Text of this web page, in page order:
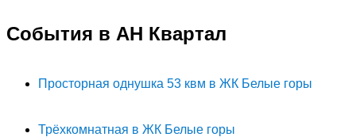
События в АН Квартал
Просторная однушка 53 квм в ЖК Белые горы
Трёхкомнатная в ЖК Белые горы